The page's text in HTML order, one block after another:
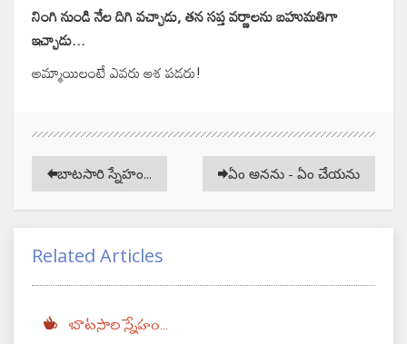
నింగి నుండి నేల దిగి వచ్చాడు, తన సప్త వర్ణాలను బహుమతిగా
ఇచ్చాడు...
అమ్మాయిలంటే ఎవరు ఆశ పడరు!
బాటసారి స్నేహం... ఏం అనను - ఏం చేయను
Related Articles
బాటసారి స్నేహం...